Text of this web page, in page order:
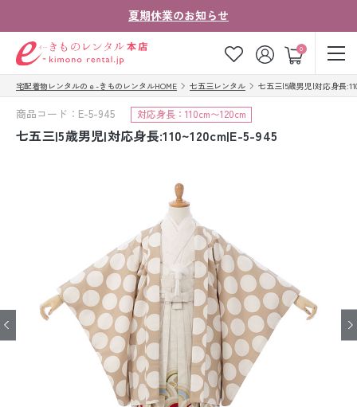
夏期休業のお知らせ
0
ゲスト
お気に入り ログイン カート
ご注文の流れ
法人・グループの
お客様はこちら
着物の種類から探す
七五三レンタル
宅配着物レンタルのｅ-きものレンタルHOME 七五三レンタル 七五三|5歳男児|対応身長
商品コード：E-5-945 対応身長：110cm〜120cm
七五三|5歳男児|対応身長:110~120cm|E-5-945